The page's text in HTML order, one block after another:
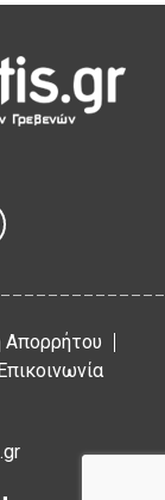
εργασίες
Απορρήτου